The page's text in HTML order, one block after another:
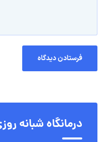
درمانگاه شبانه